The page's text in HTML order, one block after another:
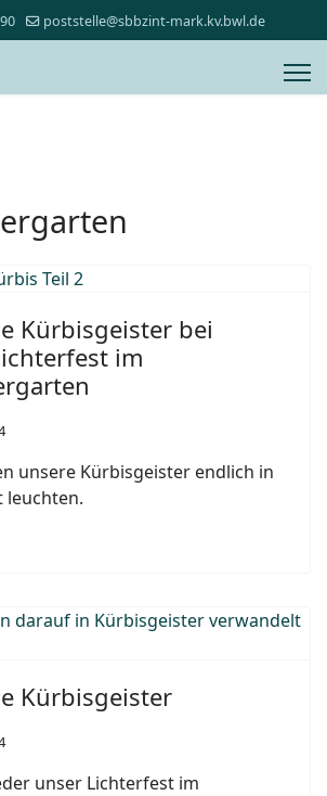
poststelle@sbbzint-mark.kv.bwl.de
Kürbisgeister bei
im
unsere Kürbisgeister endlich in
leuchten.
Kürbisgeister
unser Lichterfest im